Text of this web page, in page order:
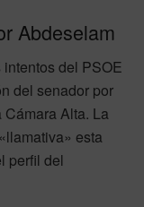
Abdeselam
del PSOE
del senador por
Cámara Alta. La
esta
perfil del